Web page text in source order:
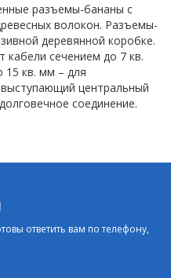
разъемы-бананы с
волокон. Разъемы-
деревянной коробке.
сечением до 7 кв.
кв. мм – для
центральный
соединение.
ответить вам по телефону,